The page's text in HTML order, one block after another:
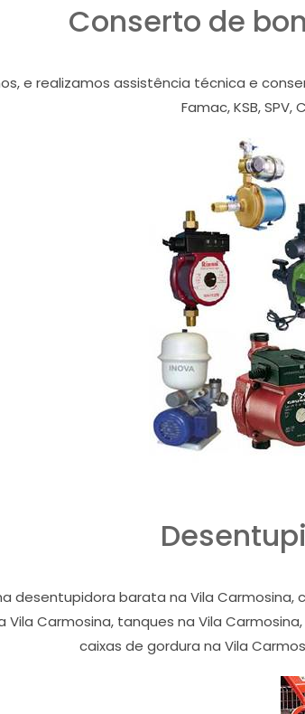
Conserto de
e realizamos assistência técnica e
Famac, KSB, SPV,
desentupidora barata na Vila
Vila Carmosina, tanques na Vila
caixas de gordura na Vila